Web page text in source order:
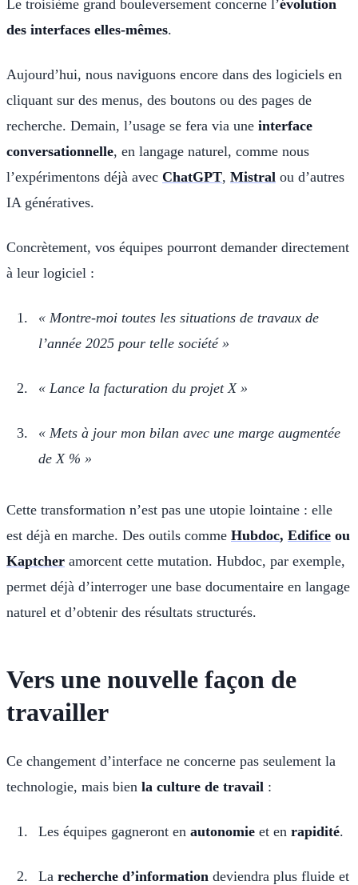
Le troisième grand bouleversement concerne l’évolution
des interfaces elles-mêmes.
Aujourd’hui, nous naviguons encore dans des logiciels en
cliquant sur des menus, des boutons ou des pages de
recherche. Demain, l’usage se fera via une interface
conversationnelle, en langage naturel, comme nous
l’expérimentons déjà avec ChatGPT, Mistral ou d’autres
IA génératives.
Concrètement, vos équipes pourront demander directement
à leur logiciel :
« Montre-moi toutes les situations de travaux de
l’année 2025 pour telle société »
« Lance la facturation du projet X »
« Mets à jour mon bilan avec une marge augmentée
de X % »
Cette transformation n’est pas une utopie lointaine : elle
est déjà en marche. Des outils comme Hubdoc, Edifice ou
Kaptcher amorcent cette mutation. Hubdoc, par exemple,
permet déjà d’interroger une base documentaire en langage
naturel et d’obtenir des résultats structurés.
Vers une nouvelle façon de
travailler
Ce changement d’interface ne concerne pas seulement la
technologie, mais bien la culture de travail :
Les équipes gagneront en autonomie et en rapidité.
La recherche d’information deviendra plus fluide et